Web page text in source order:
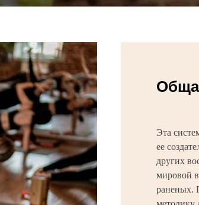
Эта
ее
других
мировой
раненых.